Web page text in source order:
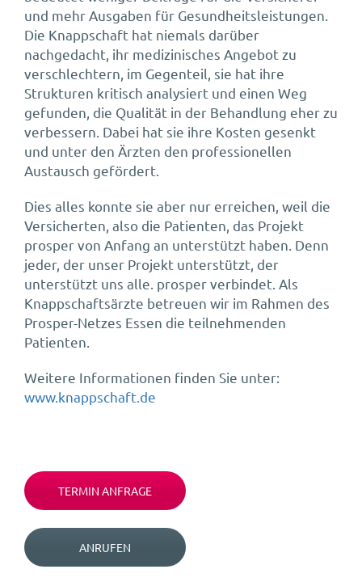
und mehr Ausgaben für Gesundheitsleistungen.
Die Knappschaft hat niemals darüber
nachgedacht, ihr medizinisches Angebot zu
verschlechtern, im Gegenteil, sie hat ihre
Strukturen kritisch analysiert und einen Weg
gefunden, die Qualität in der Behandlung eher zu
verbessern. Dabei hat sie ihre Kosten gesenkt
und unter den Ärzten den professionellen
Austausch gefördert.
Dies alles konnte sie aber nur erreichen, weil die
Versicherten, also die Patienten, das Projekt
prosper von Anfang an unterstützt haben. Denn
jeder, der unser Projekt unterstützt, der
unterstützt uns alle. prosper verbindet. Als
Knappschaftsärzte betreuen wir im Rahmen des
Prosper-Netzes Essen die teilnehmenden
Patienten.
Weitere Informationen finden Sie unter:
www.knappschaft.de
TERMIN ANFRAGE
ANRUFEN